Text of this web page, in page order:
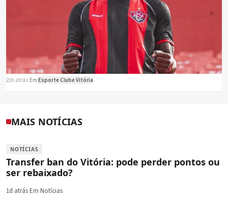
21h atrás Em Esporte Clube Vitória
MAIS NOTÍCIAS
NOTÍCIAS
Transfer ban do Vitória: pode perder pontos ou
ser rebaixado?
1d atrás·Em Notícias